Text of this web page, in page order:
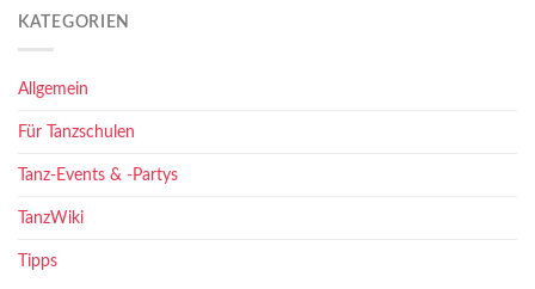
KATEGORIEN
Allgemein
Für Tanzschulen
Tanz-Events & -Partys
TanzWiki
Tipps